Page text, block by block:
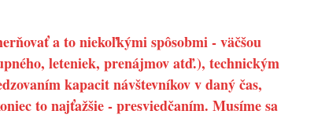
a to niekoľkými spôsobmi - väčšou
leteniek, prenájmov atď.), technickým
kapacit návštevníkov v daný čas,
to najťažšie - presviedčaním. Musíme sa